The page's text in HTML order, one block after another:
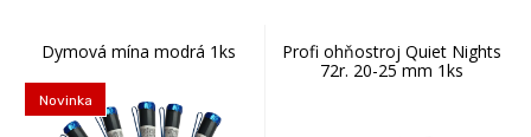
Dymová mína modrá 1ks
Novinka
Profi ohňostroj Quiet Nights
72r. 20-25 mm 1ks